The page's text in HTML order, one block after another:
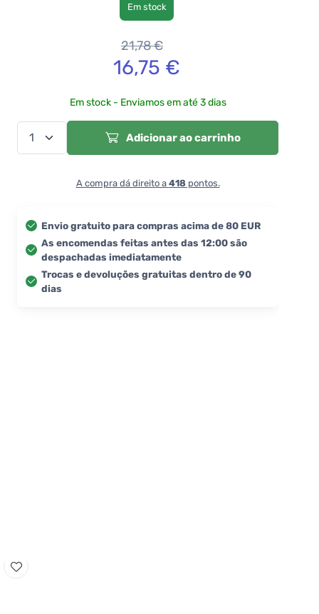
Em stock
21,78€
16,75 €
Em stock - Enviamos em até 3 dias
Adicionar ao carrinho
A compra dá direito a 418pontos.
Envio gratuito para compras acima de 80 EUR
As encomendas feitas antes das 12:00 são
despachadas imediatamente
Trocas e devoluções gratuitas dentro de 90
dias